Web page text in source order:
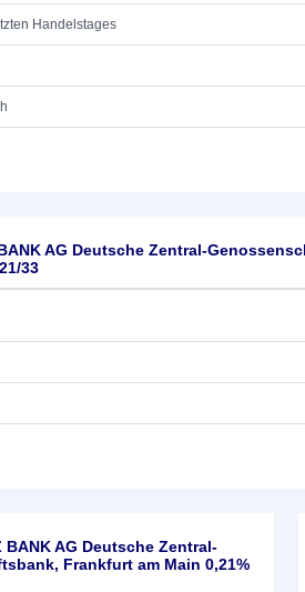
Handelstages
AG Deutsche Zentral-
33
BANK AG Deutsche Zentral-
Frankfurt am Main 0,21%